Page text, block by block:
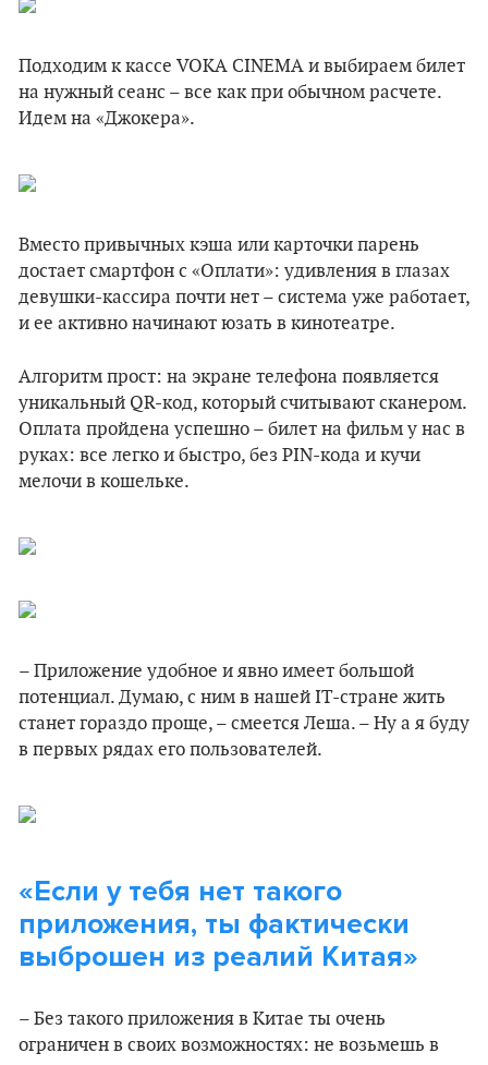
Подходим к кассе VOKA CINEMA и выбираем билет
на нужный сеанс – все как при обычном расчете.
Идем на «Джокера».
Вместо привычных кэша или карточки парень
достает смартфон c «Оплати»: удивления в глазах
девушки-кассира почти нет – система уже работает,
и ее активно начинают юзать в кинотеатре.
Алгоритм прост: на экране телефона появляется
уникальный QR-код, который считывают сканером.
Оплата пройдена успешно – билет на фильм у нас в
руках: все легко и быстро, без PIN-кода и кучи
мелочи в кошельке.
– Приложение удобное и явно имеет большой
потенциал. Думаю, с ним в нашей IT-стране жить
станет гораздо проще, – смеется Леша. – Ну а я буду
в первых рядах его пользователей.
«Если у тебя нет такого
приложения, ты фактически
выброшен из реалий Китая»
– Без такого приложения в Китае ты очень
ограничен в своих возможностях: не возьмешь в